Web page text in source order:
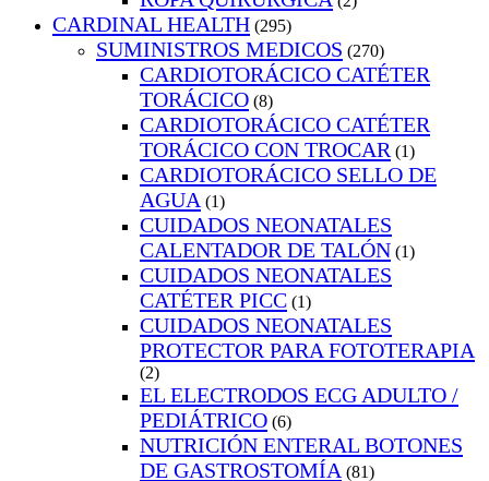
CARDINAL HEALTH (295)
SUMINISTROS MEDICOS (270)
CARDIOTORÁCICO CATÉTER
TORÁCICO (8)
CARDIOTORÁCICO CATÉTER
TORÁCICO CON TROCAR (1)
CARDIOTORÁCICO SELLO DE
AGUA (1)
CUIDADOS NEONATALES
CALENTADOR DE TALÓN (1)
CUIDADOS NEONATALES
CATÉTER PICC (1)
CUIDADOS NEONATALES
PROTECTOR PARA FOTOTERAPIA
(2)
EL ELECTRODOS ECG ADULTO /
PEDIÁTRICO (6)
NUTRICIÓN ENTERAL BOTONES
DE GASTROSTOMÍA (81)